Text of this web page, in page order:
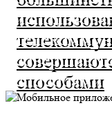
способами